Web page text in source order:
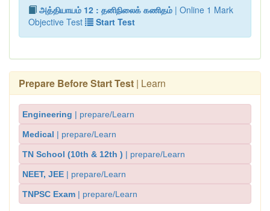
அத்தியாயம் 12 : தனிநிலைக் கணிதம் | Online 1 Mark
Objective Test
Start Test
Prepare Before Start Test | Learn
Engineering | prepare/Learn
Medical | prepare/Learn
TN School (10th & 12th ) | prepare/Learn
NEET, JEE | prepare/Learn
TNPSC Exam | prepare/Learn